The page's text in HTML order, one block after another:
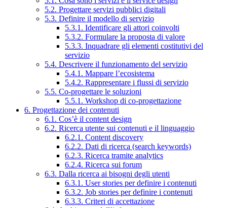
5.2. Progettare servizi pubblici digitali
5.3. Definire il modello di servizio
5.3.1. Identificare gli attori coinvolti
5.3.2. Formulare la proposta di valore
5.3.3. Inquadrare gli elementi costitutivi del
servizio
5.4. Descrivere il funzionamento del servizio
5.4.1. Mappare l’ecosistema
5.4.2. Rappresentare i flussi di servizio
5.5. Co-progettare le soluzioni
5.5.1. Workshop di co-progettazione
6. Progettazione dei contenuti
6.1. Cos’è il content design
6.2. Ricerca utente sui contenuti e il linguaggio
6.2.1. Content discovery
6.2.2. Dati di ricerca (search keywords)
6.2.3. Ricerca tramite analytics
6.2.4. Ricerca sui forum
6.3. Dalla ricerca ai bisogni degli utenti
6.3.1. User stories per definire i contenuti
6.3.2. Job stories per definire i contenuti
6.3.3. Criteri di accettazione